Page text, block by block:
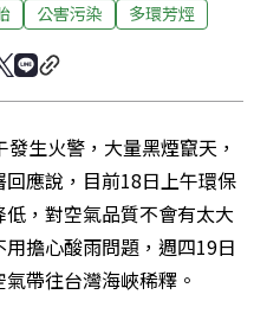
公害污染 多環芳烴
生火警，大量黑煙竄天，
應說，目前18日上午環保
，對空氣品質不會有太大
擔心酸雨問題，週四19日
帶往台灣海峽稀釋。